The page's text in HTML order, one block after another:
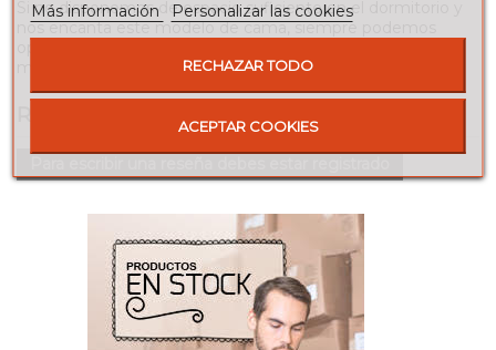
Si no disponemos de espacio suficiente en el dormitorio y
nos encanta este modelo de cama, siempre podemos
mismo efecto pero ganamos espacio.
Más información
Personalizar las cookies
RECHAZAR TODO
ACEPTAR COOKIES